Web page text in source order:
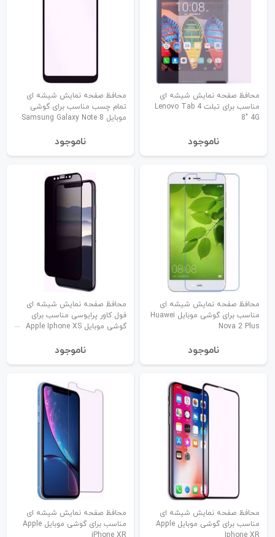
محافظ صفحه نمایش شیشه ای
مناسب برای تبلت Lenovo Tab 4
8" 4G
نا‌موجود
محافظ صفحه نمایش شیشه ای
تمام چسب مناسب برای گوشی
موبایل Samsung Galaxy Note 8
نا‌موجود
محافظ صفحه نمایش شیشه ای
مناسب برای گوشی موبایل Huawei
Nova 2 Plus
نا‌موجود
محافظ صفحه نمایش شیشه ای
فول کاور پرایوسی مناسب برای
گوشی موبایل Apple Iphone XS
نا‌موجود
محافظ صفحه نمایش شیشه ای
مناسب برای گوشی موبایل Apple
محافظ صفحه نمایش شیشه ای
مناسب برای گوشی موبایل Apple